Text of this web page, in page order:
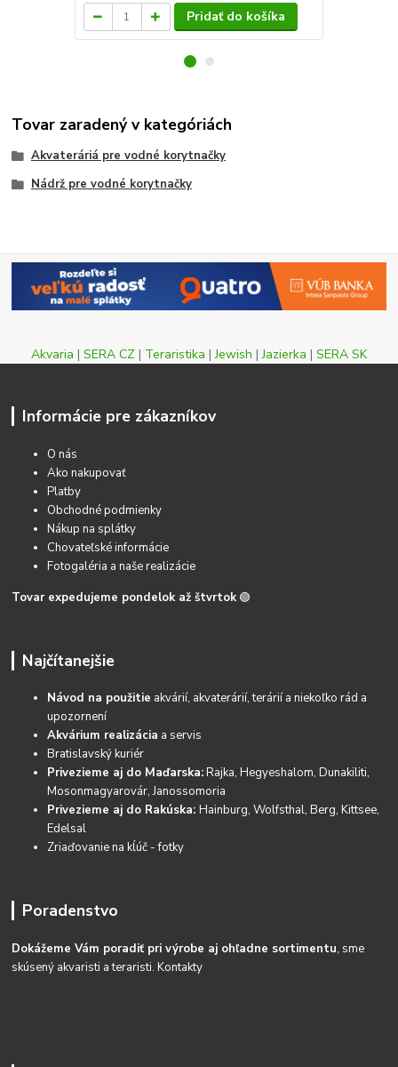
Pridať do košíka
Tovar zaradený v kategóriách
Akvateráriá pre vodné korytnačky
Nádrž pre vodné korytnačky
Akvaria | SERA CZ | Teraristika |Jewish |Jazierka | SERA SK
Informácie pre zákazníkov
O nás
Ako nakupovať
Platby
Obchodné podmienky
Nákup na splátky
Chovateľské informácie
Fotogaléria a naše realizácie
Tovar expedujeme pondelok až štvrtok 🟢
Najčítanejšie
Návod na použitie akvárií, akvaterárií, terárií a niekoľko rád a
upozornení
Akvárium realizácia a servis
Bratislavský kuriér
Privezieme aj do Maďarska:Rajka, Hegyeshalom, Dunakiliti,
Mosonmagyarovár, Janossomoria
Privezieme aj do Rakúska:Hainburg, Wolfsthal, Berg, Kittsee,
Edelsal
Zriaďovanie na kĺúč - fotky
Poradenstvo
Dokážeme Vám poradiť pri výrobe aj ohľadne sortimentu, sme
skúsený akvaristi a teraristi.Kontakty